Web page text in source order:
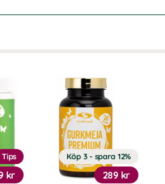
Tips
kr
Köp 3 - spara 12%
289 kr